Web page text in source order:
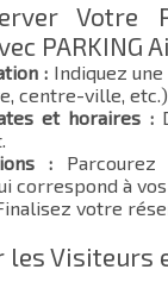
Votre
PARKING
:Indiquez une
centre-ville,
et horaires :
:Parcourez
correspond à
votre
les Visiteurs